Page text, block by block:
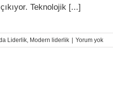
Teknolojik [...]
Liderlik, Modern liderlik Yorum yok